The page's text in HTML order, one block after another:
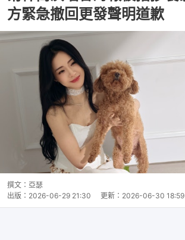
方緊急撤回更發聲明道歉
撰文： 亞瑟
出版： 2026-06-29 21:30 更新： 2026-06-30 18:59